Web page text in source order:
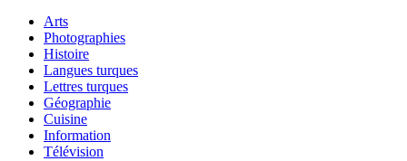
Arts
Photographies
Histoire
Langues turques
Lettres turques
Géographie
Cuisine
Information
Télévision